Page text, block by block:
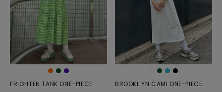
FRIGHTEN TANK ONE-PIECE BROOKL YN CAMI ONE-PIECE